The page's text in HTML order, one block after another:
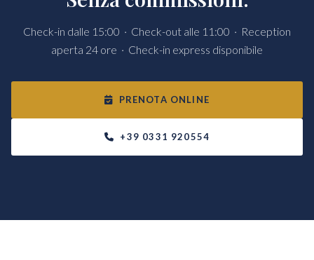
Check-in dalle 15:00 · Check-out alle 11:00 · Reception
aperta 24 ore · Check-in express disponibile
PRENOTA ONLINE
+39 0331 920554